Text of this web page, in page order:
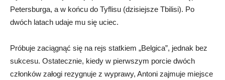
Petersburga, a w końcu do Tyflisu (dzisiejsze Tbilisi). Po
dwóch latach udaje mu się uciec.
Próbuje zaciągnąć się na rejs statkiem „Belgica”, jednak bez
sukcesu. Ostatecznie, kiedy w pierwszym porcie dwóch
członków załogi rezygnuje z wyprawy, Antoni zajmuje miejsce